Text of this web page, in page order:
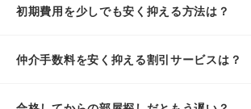
初期費用を少しでも安く抑える方法は？
仲介手数料を安く抑える割引サービスは？